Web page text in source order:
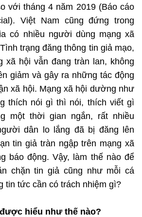
Khoa học và Công nghệ.
TTĐT - 18 Nguyễn Du, TP. Hà Nội
Bộ Khoa Học và Công Nghệ
với tháng 4 năm 2019 (Báo cáo
Việt Nam cũng đứng trong
có nhiều người dùng mạng xã
trạng đăng thông tin giả mạo,
xã hội vẫn đang tràn lan, không
giảm và gây ra những tác động
xã hội. Mạng xã hội dường như
thích nói gì thì nói, thích viết gì
một thời gian ngắn, rất nhiều
dân lo lắng đã bị đăng lên
tin giả tràn ngập trên mạng xã
báo động. Vậy, làm thế nào để
chặn tin giả cũng như mỗi cá
tin tức cần có trách nhiệm gì?
hiểu như thế nào?